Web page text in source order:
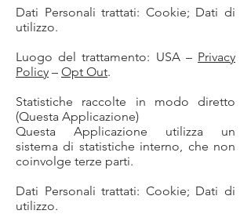
Dati Personali trattati: Cookie; Dati di
utilizzo.
Luogo del trattamento: USA – Privacy
Policy – Opt Out.
Statistiche raccolte in modo diretto
(Questa Applicazione)
Questa Applicazione utilizza un
sistema di statistiche interno, che non
coinvolge terze parti.
Dati Personali trattati: Cookie; Dati di
utilizzo.